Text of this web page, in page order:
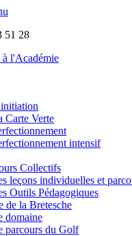
51 28
l'Académie
Carte Verte
intensif
Collectifs
leçons individuelles et
Outils Pédagogiques
de la Bretesche
domaine
parcours du Golf